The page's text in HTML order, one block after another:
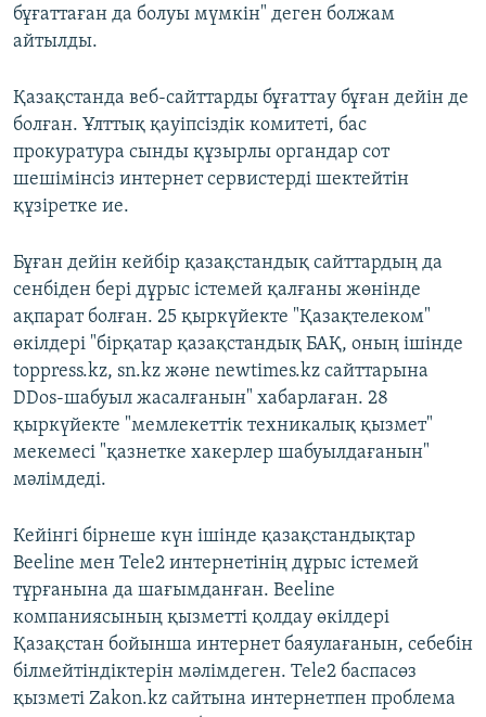
бұғаттаған да болуы мүмкін" деген болжам
айтылды.
Қазақстанда веб-сайттарды бұғаттау бұған дейін де
болған. Ұлттық қауіпсіздік комитеті, бас
прокуратура сынды құзырлы органдар сот
шешімінсіз интернет сервистерді шектейтін
құзіретке ие.
Бұған дейін кейбір қазақстандық сайттардың да
сенбіден бері дұрыс істемей қалғаны жөнінде
ақпарат болған. 25 қыркүйекте "Қазақтелеком"
өкілдері "бірқатар қазақстандық БАҚ, оның ішінде
toppress.kz, sn.kz және newtimes.kz сайттарына
DDos-шабуыл жасалғанын" хабарлаған. 28
қыркүйекте "мемлекеттік техникалық қызмет"
мекемесі "қазнетке хакерлер шабуылдағанын"
мәлімдеді.
Кейінгі бірнеше күн ішінде қазақстандықтар
Beeline мен Tele2 интернетінің дұрыс істемей
тұрғанына да шағымданған. Beeline
компаниясының қызметті қолдау өкілдері
Қазақстан бойынша интернет баяулағанын, себебін
білмейтіндіктерін мәлімдеген. Tele2 баспасөз
қызметі Zakon.kz сайтына интернетпен проблема